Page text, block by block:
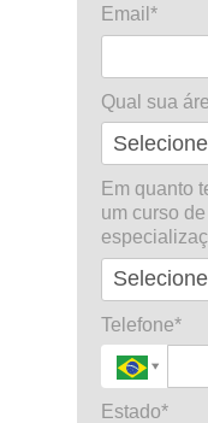
Email*
Qual sua
Em quanto
um curso
Telefone*
Estado*